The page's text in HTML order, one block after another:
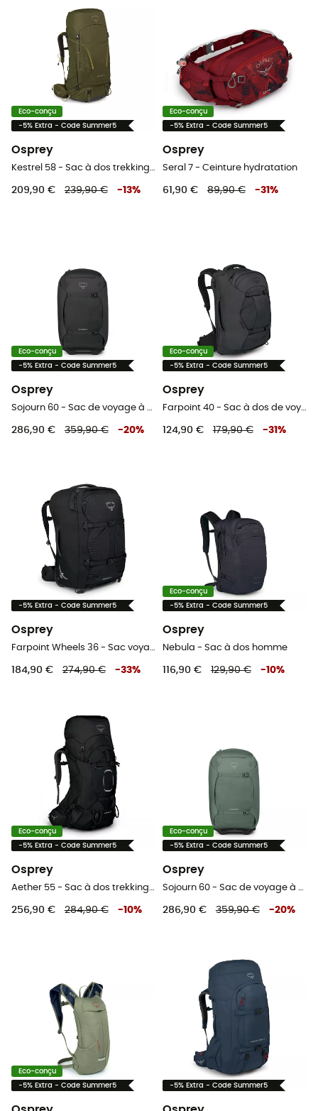
Eco-conçu
-5% Extra - Code Summer5
Osprey
Kestrel 58 - Sac à dos trekking homme
209,90 € 239,90 € -13%
Eco-conçu
-5% Extra - Code Summer5
Osprey
Seral 7 - Ceinture hydratation
61,90 € 89,90 € -31 %
Eco-conçu
-5% Extra - Code Summer5
Osprey
Sojourn 60 - Sac de voyage à roulettes
286,90 € 359,90 € -20%
Eco-conçu
-5% Extra - Code Summer5
Osprey
Farpoint 40 - Sac à dos de voyage homme
124,90 € 179,90 € -31 %
-5% Extra - Code Summer5
Osprey
Farpoint Wheels 36 - Sac voyage à roulettes
184,90 € 274,90 € -33%
Eco-conçu
-5% Extra - Code Summer5
Osprey
Nebula - Sac à dos homme
116,90 € 129,90 € -10%
Eco-conçu
-5% Extra - Code Summer5
Osprey
Aether 55 - Sac à dos trekking homme
256,90 € 284,90 € -10%
Eco-conçu
-5% Extra - Code Summer5
Osprey
Sojourn 60 - Sac de voyage à roulettes
286,90 € 359,90 € -20%
Eco-conçu
-5% Extra - Code Summer5 -5% Extra - Code Summer5